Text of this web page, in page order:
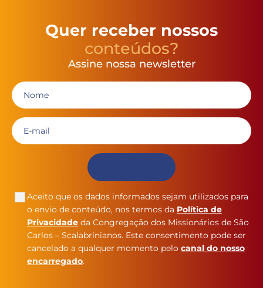
Quer receber nossos
conteúdos?
Assine nossa newsletter
Aceito que os dados informados sejam utilizados para
o envio de conteúdo, nos termos da Política de
Privacidade da Congregação dos Missionários de São
Carlos – Scalabrinianos. Este consentimento pode ser
cancelado a qualquer momento pelo canal do nosso
encarregado.